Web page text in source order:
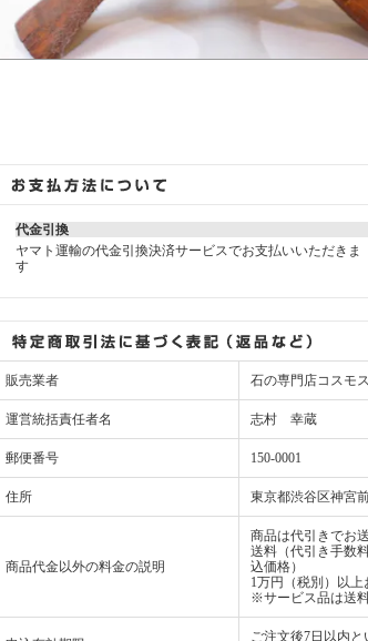
代金引換
ヤマト運輸の代金引換決済サービスでお支払いいただきま
す
販売業者 石の専門店コスモ
運営統括責任者名 志村 幸蔵
郵便番号 150-0001
住所 東京都渋谷区神宮
商品代金以外の料金の説明
商品は代引きでお
送料（代引き手数
込価格）
1万円（税別）以上
※サービス品は送
ご注文後7日以内